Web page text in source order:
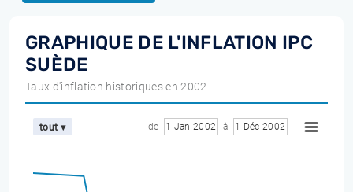
GRAPHIQUE DE L'INFLATION IPC
SUÈDE
Taux d'inflation historiques en 2002
tout ▾ de 1 Jan 2002 à 1 Déc 2002